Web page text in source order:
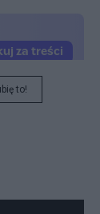
to!